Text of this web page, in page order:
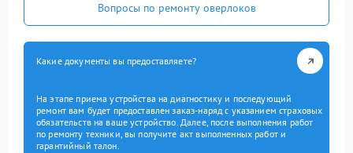
Вопросы по ремонту оверлоков
Какие документы вы предоставляете?
На этапе приема устройства на диагностику и последующий
ремонт вам будет предоставлен заказ-наряд с указанием страховых
обязательств на ваше устройство. Далее, после выполнения работ
по ремонту техники, вы получите акт выполненных работ и
гарантийный талон.